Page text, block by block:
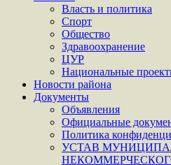
Власть и политика
Спорт
Общество
Здравоохранение
ЦУР
Национальные
Новости района
Документы
Объявления
Официальные
Политика
УСТАВ